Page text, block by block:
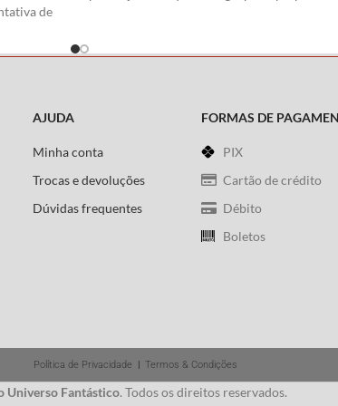
de
prometem sacudir os alicerces do grupo!
quem está por trás deste ataque meticuloso
Brian Michael Bendis
Nick Bradshaw
AJUDA
Minha conta
Trocas e devoluções
Dúvidas frequentes
FORMAS DE
PIX
Cartão de crédito
Débito
Boletos
Política de Privacidade | Termos & Condições
Universo Fantástico. Todos os direitos reservados.